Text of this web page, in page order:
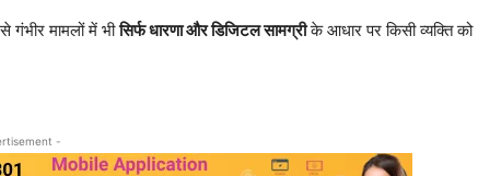
गंभीर मामलों में भीसिर्फ धारणा और डिजिटल सामग्रीके आधार पर किसी व्यक्ति को
-